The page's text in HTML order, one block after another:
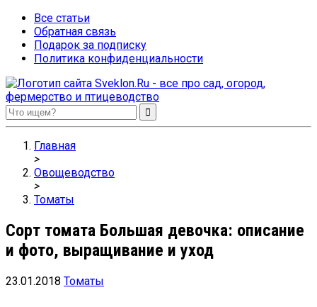
Все статьи
Обратная связь
Подарок за подписку
Политика конфиденциальности
Sveklon.Ru – все про сад, огород, фермерство и птицеводство
Главная
>
Овощеводство
>
Томаты
Сорт томата Большая девочка: описание
и фото, выращивание и уход
23.01.2018 Томаты